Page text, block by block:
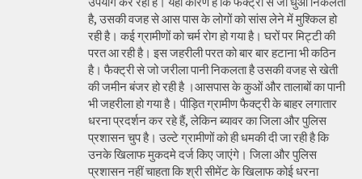
है, उसकी वजह से आस पास के लोगों को सांस लेने में मुश्किल हो
रही है। कई ग्रामीणों को चर्म रोग हो गया है। घरों पर मिट्टी की
परत आ रही है। इस जहरीली परत को बार बार हटाना भी कठिन
है। फैक्ट्री से जो जरीला पानी निकलता है उसकी वजह से खेती
की जमीन बंजर हो रही है ।आसपास के कुओं और तालाबों का पानी
भी जहरीला हो गया है। पीड़ित ग्रामीण फैक्ट्री के बाहर लगातार
धरना प्रदर्शन कर रहे हैं, लेकिन ब्यावर का जिला और पुलिस
प्रशासन चुप है। उल्टे ग्रामीणों को ही धमकी दी जा रही है कि
उनके खिलाफ मुकदमे दर्ज किए जाएंगे। जिला और पुलिस
प्रशासन नहीं चाहता कि श्री सीमेंट के खिलाफ कोई धरना